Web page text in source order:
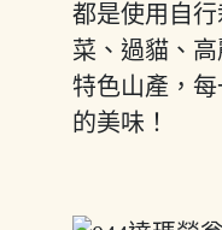
都是使用自
菜、過貓、
特色山產，
的美味！